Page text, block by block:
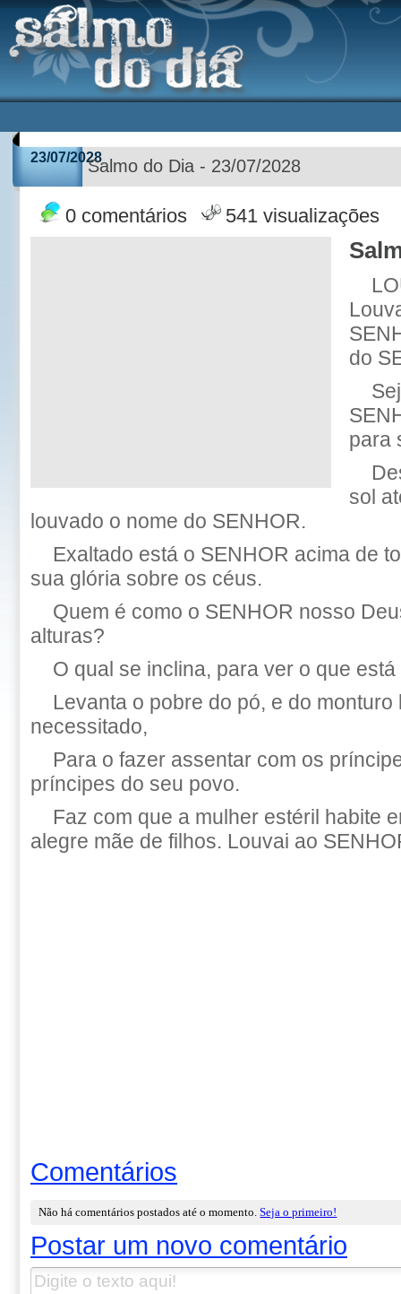
23/07/2028Salmo do Dia - 23/07/2028
0 comentários 541 visualizações
do
para
sol
louvado o nome do SENHOR.
Exaltado está o SENHOR acima de
sua glória sobre os céus.
Quem é como o SENHOR nosso
alturas?
O qual se inclina, para ver o que
Levanta o pobre do pó, e do monturo
necessitado,
Para o fazer assentar com os
príncipes do seu povo.
Faz com que a mulher estéril habite
alegre mãe de filhos. Louvai ao
Comentários
Não há comentários postados até o momento.Seja o primeiro!
Postar um novo comentário